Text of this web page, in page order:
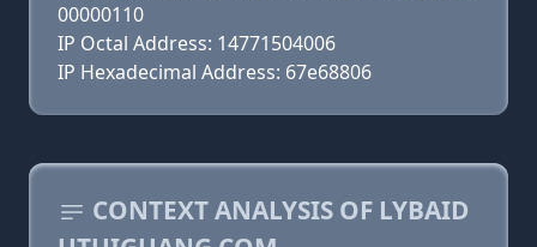
00000110
IP Octal Address: 14771504006
IP Hexadecimal Address: 67e68806
CONTEXT ANALYSIS OF LYBAID